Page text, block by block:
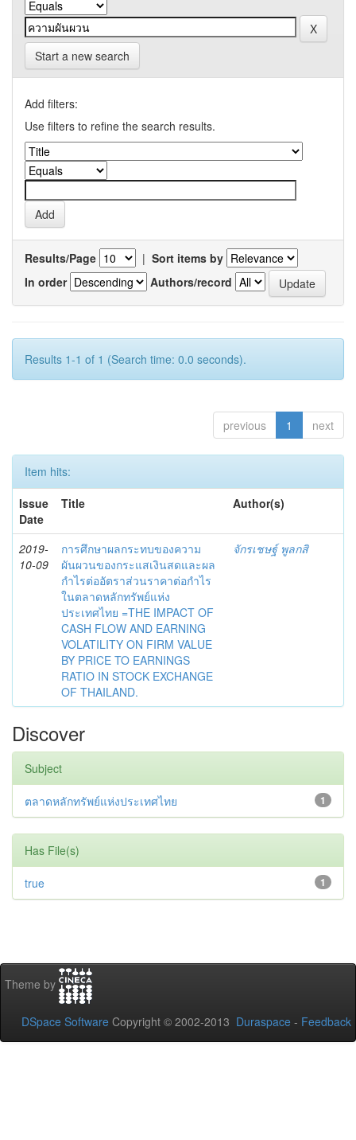
Start a new search
Add filters:
Use filters to refine the search results.
Results/Page | Sort items by
In order
Authors/record
Results 1-1 of 1 (Search time: 0.0 seconds).
previous 1 next
Item hits:
Issue
Date
Title Author(s)
2019-
10-09
การศึกษาผลกระทบของความ
ผันผวนของกระแสเงินสดและผล
กำไรต่ออัตราส่วนราคาต่อกำไร
ในตลาดหลักทรัพย์แห่ง
ประเทศไทย =THE IMPACT OF
CASH FLOW AND EARNING
VOLATILITY ON FIRM VALUE
BY PRICE TO EARNINGS
RATIO IN STOCK EXCHANGE
OF THAILAND.
จักรเชษฐ์ พูลกสิ
Discover
Subject
1
ตลาดหลักทรัพย์แห่งประเทศไทย
Has File(s)
1
true
Theme by
DSpace Software Copyright © 2002-2013 Duraspace - Feedback